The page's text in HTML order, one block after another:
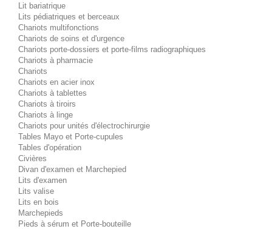
Lit bariatrique
Lits pédiatriques et berceaux
Chariots multifonctions
Chariots de soins et d'urgence
Chariots porte-dossiers et porte-films radiographiques
Chariots à pharmacie
Chariots
Chariots en acier inox
Chariots à tablettes
Chariots à tiroirs
Chariots à linge
Chariots pour unités d'électrochirurgie
Tables Mayo et Porte-cupules
Tables d'opération
Civières
Divan d'examen et Marchepied
Lits d'examen
Lits valise
Lits en bois
Marchepieds
Pieds à sérum et Porte-bouteille